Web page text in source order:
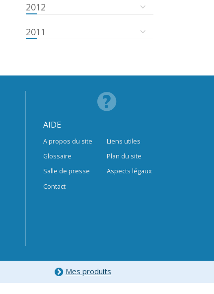
2012
2011
AIDE
A propos du site
Glossaire
Salle de presse
Contact
Liens utiles
Plan du site
Aspects légaux
Mes produits